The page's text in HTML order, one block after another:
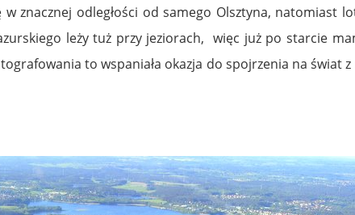
znacznej odległości od samego Olsztyna, natomiast
leży tuż przy jeziorach, więc już po starcie
to wspaniała okazja do spojrzenia na świat